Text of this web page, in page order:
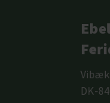
Vibæk
DK-